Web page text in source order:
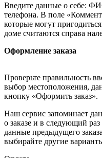
Введите данные о себе:
телефона. В поле
которые могут
доме считаются справа
Оформление заказа
Проверьте правильность
выбор местоположения,
кнопку «Оформить заказ».
Наш сервис запоминает
о заказе и в следующий
данные предыдущего
выбирайте другие